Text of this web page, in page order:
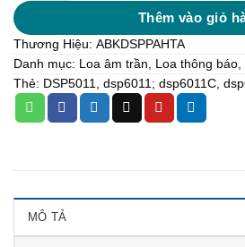
Thêm vào giỏ
Thương Hiệu: ABKDSPPAHTA
Danh mục: Loa âm trần, Loa thông báo,
Thẻ: DSP5011, dsp6011; dsp6011C,
MÔ TẢ